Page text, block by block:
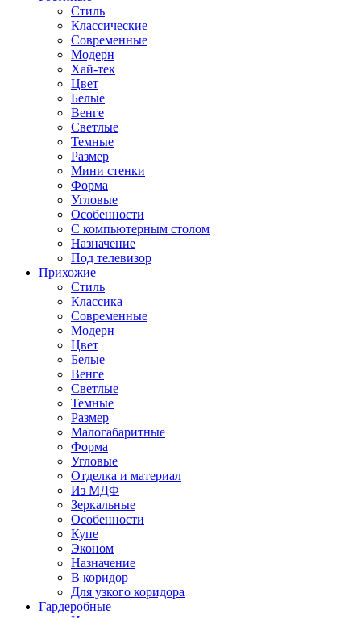
Стиль
Классические
Современные
Модерн
Хай-тек
Цвет
Белые
Венге
Светлые
Темные
Размер
Мини стенки
Форма
Угловые
Особенности
С компьютерным столом
Назначение
Под телевизор
Прихожие
Стиль
Классика
Современные
Модерн
Цвет
Белые
Венге
Светлые
Темные
Размер
Малогабаритные
Форма
Угловые
Отделка и материал
Из МДФ
Зеркальные
Особенности
Купе
Эконом
Назначение
В коридор
Для узкого коридора
Гардеробные